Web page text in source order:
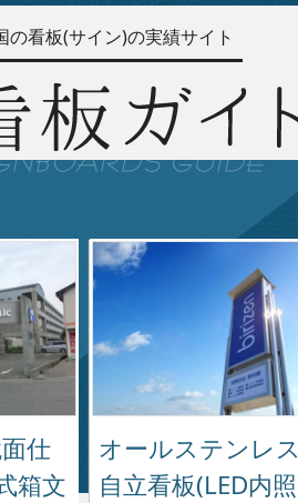
の看板(サイン)の実績サイト
仕
箱文
オールステンレス
自立看板(LED内照